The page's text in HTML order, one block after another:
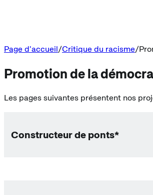
Page d'accueil Critique du racisme
Promotion de la
Les pages suivantes présentent nos
Constructeur de ponts*